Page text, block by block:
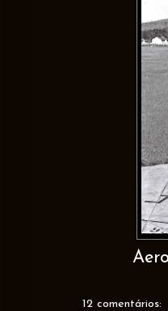
12 comentários: